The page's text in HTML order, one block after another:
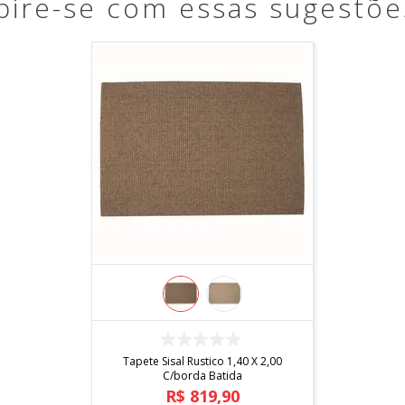
Tapete Sisal Rustico 1,40 X 2,00
C/borda Batida
R$ 819,90